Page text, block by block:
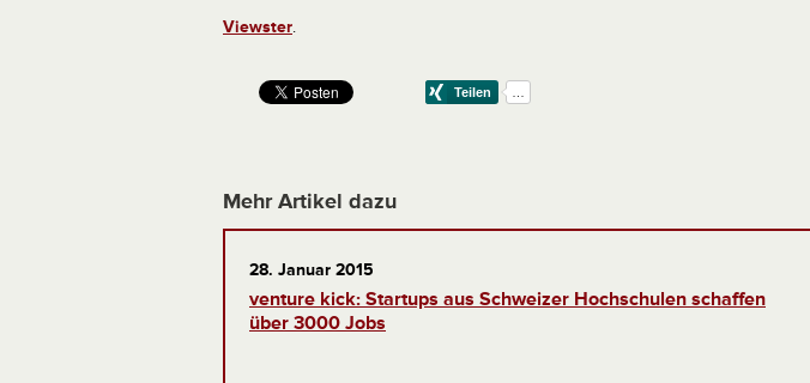
Viewster.
Mehr Artikel dazu
28. Januar 2015
venture kick: Startups aus Schweizer Hochschulen schaffen
über 3000 Jobs